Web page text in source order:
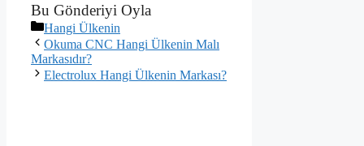
Bu Gönderiyi Oyla
Kategoriler
Hangi Ülkenin
Okuma CNC Hangi Ülkenin Malı
Markasıdır?
Electrolux Hangi Ülkenin Markası?